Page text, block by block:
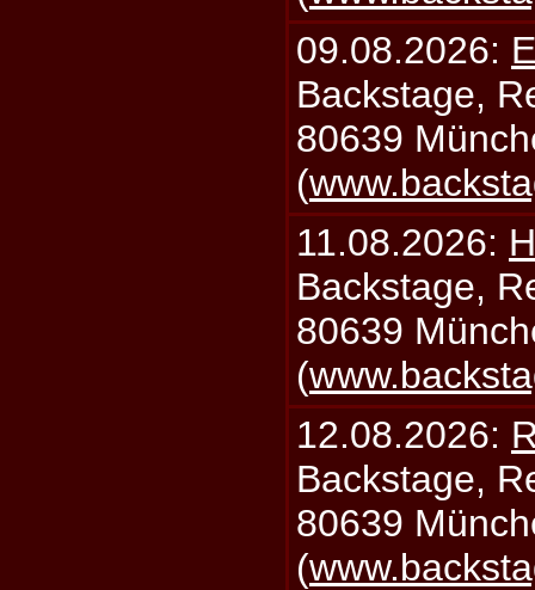
09.08.2026:
Backstage,
80639
(
11.08.2026:
Backstage,
80639
(
12.08.2026:
Backstage,
80639
(